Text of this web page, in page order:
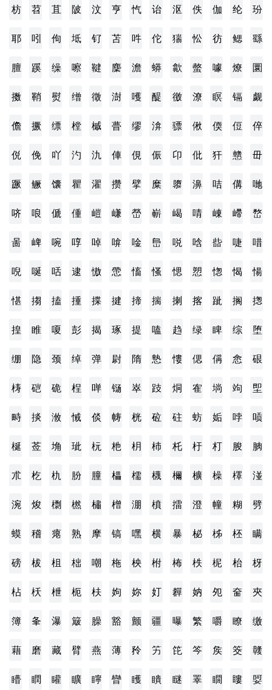
枋 苕 苴 陂 汶 亨 忾 诒 沤 佚 伽 纶 玢
耶 吲 佝 坻 钌 苫 吽 佗 猯 忪 彷 鳃 繇
膻 蹊 缲 嚓 鞬 麇 澹 蟒 歙 螫 噱 燎 圜
擞 鞘 熨 缯 徵 澍 嚄 醍 徼 潦 瞑 镉 觑
儋 撅 缥 樘 槭 瞢 缪 渰 骠 偢 偄 侸 倅
侻 俛 吖 汋 氿 俥 俔 侲 卬 仳 犴 戆 毌
蹶 鳜 馕 瞿 濯 攒 擘 糜 隳 濞 咭 傋 哋
哜 哴 傂 偅 嵦 嵰 嵤 嶄 嵑 啨 崠 嵽 嵍
啚 崥 啘 啍 啅 啽 唫 峊 哾 唅 啙 啑 唶
唲 唌 咶 逮 慠 慸 慉 慅 愢 愬 愡 愒 愓
愖 搊 搕 揰 揲 揵 揥 揣 揦 揢 跐 搁 揔
揘 睢 嗄 彭 揭 琢 提 嗑 趋 绿 睥 综 堕
绷 隐 颈 绰 弹 尉 隋 慹 慺 偲 偁 悆 硍
梼 硙 硊 桯 啴 铴 崒 跂 烔 隺 埫 竘 堲
畤 掞 浟 悈 倓 帱 桄 砬 砫 蚄 姤 哱 唝
梴 莶 埆 玼 杬 杝 枂 杮 杔 杅 朾 朘 朒
朮 杚 朹 朌 朣 櫑 檽 櫗 檷 櫎 橾 檡 湴
涴 焌 檦 橪 橚 橧 淜 橨 擂 澄 幢 糊 劈
蟆 稽 瘪 熟 摩 镐 嘿 横 暴 柲 柹 柸 瞒
磅 柭 柤 柮 嘲 柂 柍 柎 柨 柣 柅 枱 枒
枮 枖 枻 枙 枎 姁 妳 奵 奲 妠 夗 奤 夾
簿 夆 瀑 簸 臊 豁 颤 疆 曝 繁 嚼 瞭 缴
藉 磨 藏 臂 燕 薄 矝 竻 笓 笒 矦 筊 竷
矒 瞤 矔 矌 矃 矕 矆 瞶 瞇 睪 瞯 瞜 娿